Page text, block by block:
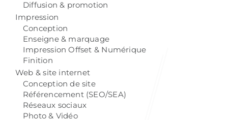
Diffusion & promotion
Impression
Conception
Enseigne & marquage
Impression Offset & Numérique
Finition
Web & site internet
Conception de site
Référencement (SEO/SEA)
Réseaux sociaux
Photo & Vidéo